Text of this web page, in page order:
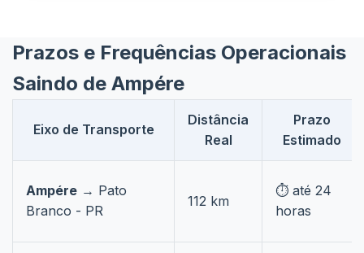
Prazos e Frequências Operacionais
Saindo de Ampére
Eixo de Transporte
Distância
Real
Prazo
Estimado
Ampére → Pato
Branco - PR
112 km
⏱️ até 24
horas